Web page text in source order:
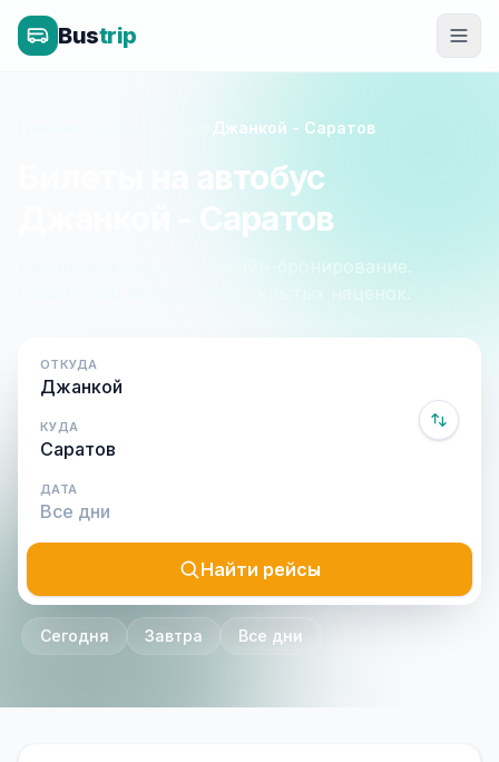
Bustrip
Джанкой - Саратов
Билеты на автобус
Джанкой - Саратов
Расписание, цены и онлайн-бронирование.
Оплата при посадке, без скрытых наценок.
ОТКУДА
КУДА
ДАТА
Найти рейсы
Сегодня Завтра Все дни